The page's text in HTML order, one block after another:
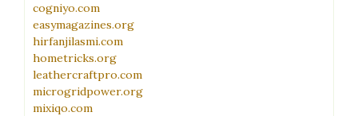
cogniyo.com
easymagazines.org
hirfanjilasmi.com
hometricks.org
leathercraftpro.com
microgridpower.org
mixiqo.com